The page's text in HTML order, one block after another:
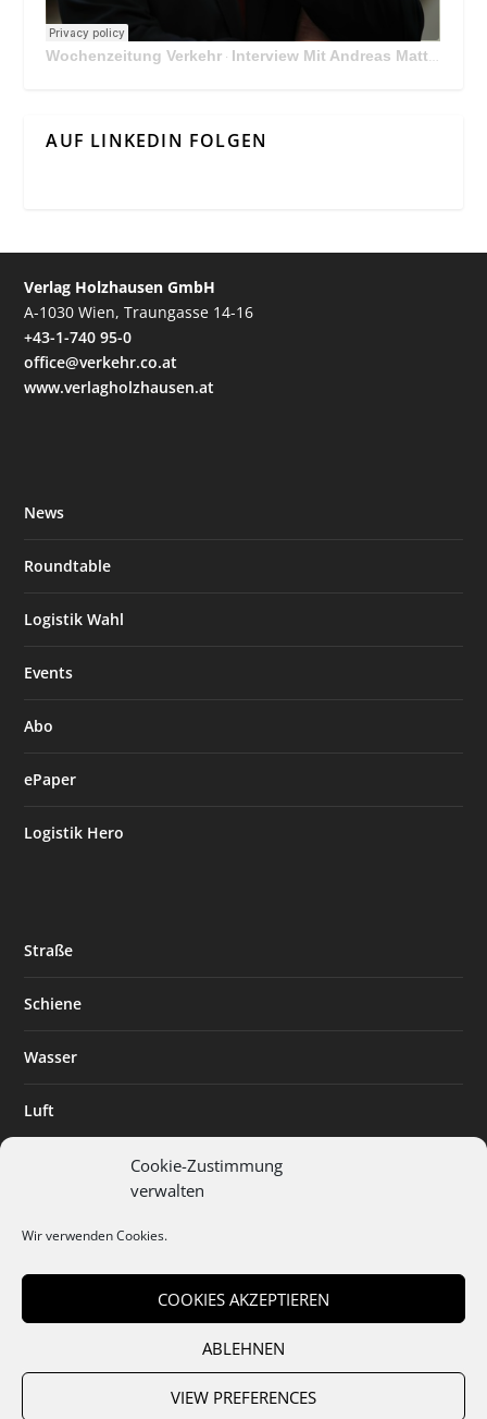
Cookie-Zustimmung
verwalten
Wir verwenden Cookies.
COOKIES AKZEPTIEREN
ABLEHNEN
VIEW PREFERENCES
Wochenzeitung Verkehr · Interview Mit Andreas Matthä, CEO der ÖBB Holding
AUF LINKEDIN FOLGEN
Verlag Holzhausen GmbH
A-1030 Wien, Traungasse 14-16
+43-1-740 95-0
office@verkehr.co.at
www.verlagholzhausen.at
News
Roundtable
Logistik Wahl
Events
Abo
ePaper
Logistik Hero
Straße
Schiene
Wasser
Luft
Digitalisierung
Mediadaten Cookies Datenschutz